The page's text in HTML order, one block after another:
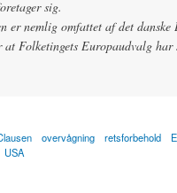
sig.
er nemlig omfattet af det
at Folketingets Europaudvalg har
overvågning retsforbehold
USA
at swift-aftalen imellem EU og